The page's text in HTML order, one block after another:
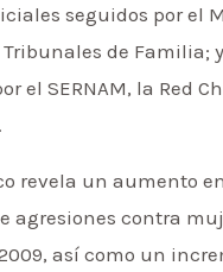
seguidos por el
Tribunales de Familia;
el SERNAM, la Red
revela un aumento
agresiones contra
así como un